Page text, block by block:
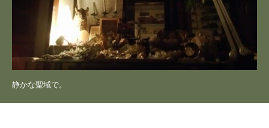
静かな聖域で。